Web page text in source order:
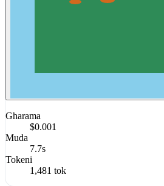
Gharama
$0.001
Muda
7.7s
Tokeni
1,481 tok